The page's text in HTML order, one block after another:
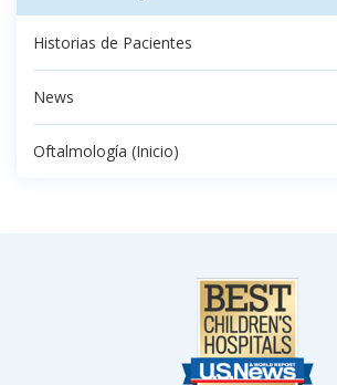
Historias de Pacientes
News
Oftalmología (Inicio)